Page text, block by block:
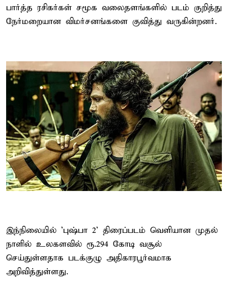
பார்த்த ரசிகர்கள் சமூக வலைதளங்களில் படம் குறித்து
நேர்மறையான விமர்சனங்களை குவித்து வருகின்றனர்.
இந்நிலையில் 'புஷ்பா 2' திரைப்படம் வெளியான முதல்
நாளில் உலகளவில் ரூ.294 கோடி வசூல்
செய்துள்ளதாக படக்குழு அதிகாரபூர்வமாக
அறிவித்துள்ளது.